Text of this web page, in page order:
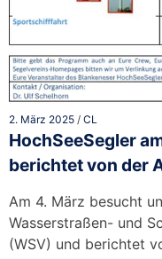
2. März 2025 / CL
HochSeeSegler
berichtet von der
Am 4. März besucht
Wasserstraßen- und
(WSV) und berichtet